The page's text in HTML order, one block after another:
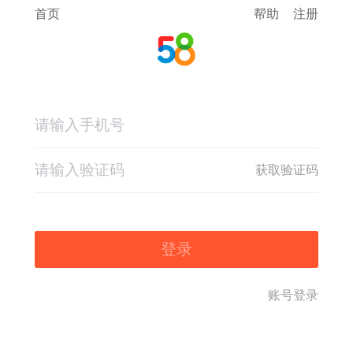
首页 帮助 注册
获取验证码
登录
账号登录